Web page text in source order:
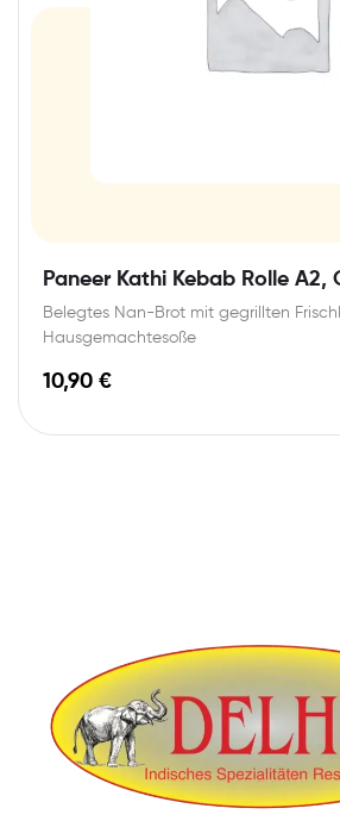
Paneer Kathi Kebab Rolle A2,
Belegtes Nan-Brot mit gegrillten
Hausgemachtesoße
10,90 €